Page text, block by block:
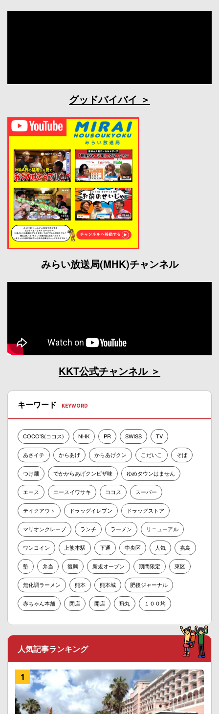
グッドバイバイ
みらい放送局(MHK)チャンネル
KKT公式チャンネル
キーワード
COCO'S(ココス) NHK PR SWISS TV
あさイチ からあげ からあげクン こだいこ そば
つけ麺 でかからあげクンピザ味 ゆめタウンはません
エース エースイワサキ ココス スーパー
テイクアウト ドラッグイレブン ドラッグストア
マリオンクレープ ランチ ラーメン リニューアル
ワンコイン 上熊本駅 下通 中央区 人気 嘉島
塾 弁当 復興 新規オープン 期間限定 東区
無化調ラーメン 熊本 熊本城 肥後ジャーナル
赤ちゃん本舗 閉店 開店 飛丸 １００均
人気記事ランキング